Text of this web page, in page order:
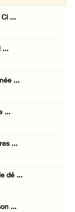
...
...
...
...
...
dé ...
...